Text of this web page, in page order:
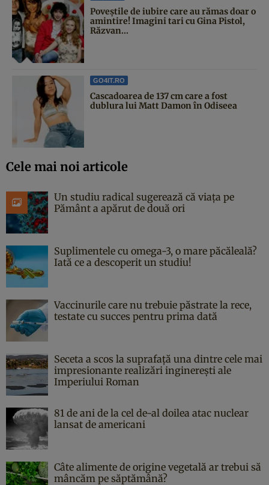
Poveştile de iubire care au rămas doar o
amintire! Imagini tari cu Gina Pistol,
Răzvan...
GO4IT.RO
Cascadoarea de 137 cm care a fost
dublura lui Matt Damon în Odiseea
Cele mai noi articole
Un studiu radical sugerează că viața pe
Pământ a apărut de două ori
Suplimentele cu omega-3, o mare păcăleală?
Iată ce a descoperit un studiu!
Vaccinurile care nu trebuie păstrate la rece,
testate cu succes pentru prima dată
Seceta a scos la suprafață una dintre cele mai
impresionante realizări inginerești ale
Imperiului Roman
81 de ani de la cel de-al doilea atac nuclear
lansat de americani
Câte alimente de origine vegetală ar trebui să
mâncăm pe săptămână?